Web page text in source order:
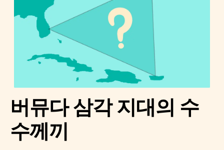
버뮤다 삼각 지대의 수
수께끼